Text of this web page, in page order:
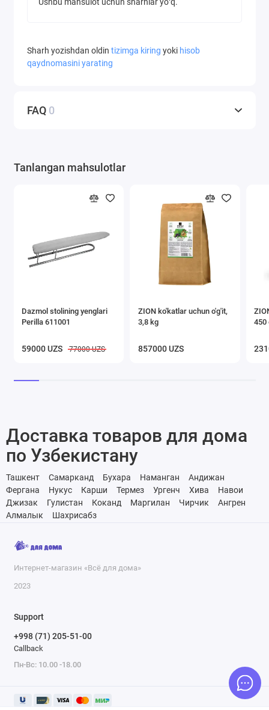
Ushbu mahsulot uchun sharhlar yoʻq.
Sharh yozishdan oldin tizimga kiring yoki hisob
qaydnomasini yarating
FAQ 0
Tanlangan mahsulotlar
Dazmol stolining yenglari
Perilla 611001
59000 UZS 77000 UZS
ZION ko'katlar uchun o'g'it,
3,8 kg
857000 UZS
450
Доставка товаров для дома
по Узбекистану
Ташкент Самарканд Бухара Наманган
Андижан
Фергана
Нукус Карши Термез Ургенч Хива
Навои
Джизак
Гулистан Коканд Маргилан Чирчик
Ангрен
Алмалык
Шахрисабз
Интернет-магазин «Всё для дома»
2023
Support
+998 (71) 205-51-00
Callback
Пн-Вс: 10.00 -18.00